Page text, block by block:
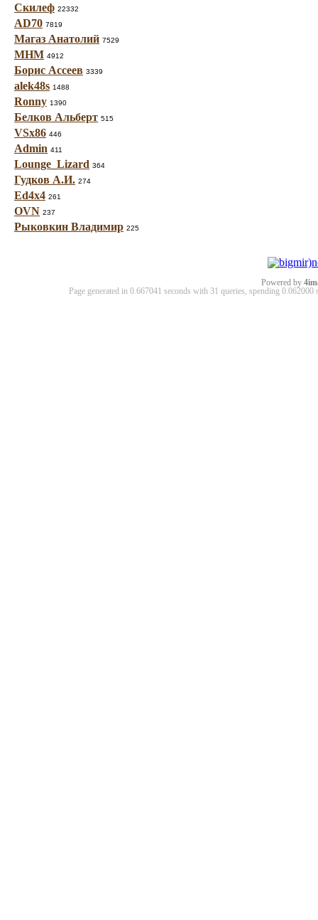
Скилеф 22332
AD70 7819
Магаз Анатолий 7529
МНМ 4912
Борис Ассеев 3339
alek48s 1488
Ronny 1390
Белков Альберт 515
VSx86 446
Admin 411
Lounge_Lizard 364
Гудков А.И. 274
Ed4x4 261
OVN 237
Рыковкин Владимир 225
Powered by
Page generated in 0.667041 seconds with 31 queries, spending